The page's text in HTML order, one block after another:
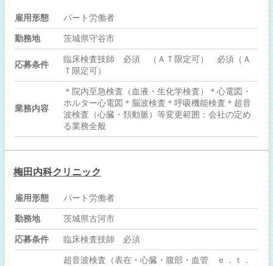
雇用形態 パート労働者
勤務地 茨城県守谷市
応募条件
臨床検査技師 必須 （ＡＴ限定可） 必須（Ａ
Ｔ限定可）
業務内容
＊院内至急検査（血液・生化学検査）＊心電図・
ホルター心電図＊脳波検査＊呼吸機能検査＊超音
波検査（心臓・頚動脈）等変更範囲：会社の定め
る業務全般
梅田内科クリニック
雇用形態 パート労働者
勤務地 茨城県古河市
応募条件 臨床検査技師 必須
超音波検査（表在・心臓・腹部・血管 ｅ．ｔ．